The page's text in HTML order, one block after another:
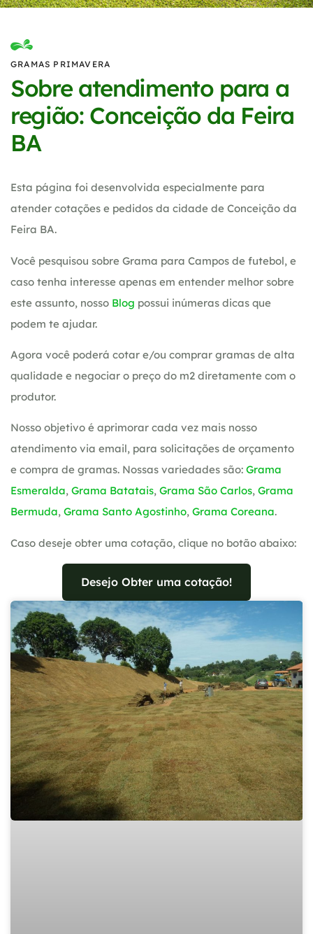
GRAMAS PRIMAVERA
Sobre atendimento para a
região: Conceição da Feira
BA
Esta página foi desenvolvida especialmente para
atender cotações e pedidos da cidade de Conceição da
Feira BA.
Você pesquisou sobre Grama para Campos de futebol, e
caso tenha interesse apenas em entender melhor sobre
este assunto, nosso Blog possui inúmeras dicas que
podem te ajudar.
Agora você poderá cotar e/ou comprar gramas de alta
qualidade e negociar o preço do m2 diretamente com o
produtor.
Nosso objetivo é aprimorar cada vez mais nosso
atendimento via email, para solicitações de orçamento
e compra de gramas. Nossas variedades são: Grama
Esmeralda, Grama Batatais, Grama São Carlos, Grama
Bermuda, Grama Santo Agostinho, Grama Coreana.
Caso deseje obter uma cotação, clique no botão abaixo:
Desejo Obter uma cotação!